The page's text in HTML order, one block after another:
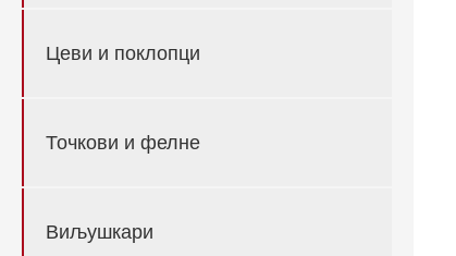
Цеви и поклопци
Точкови и фелне
Виљушкари